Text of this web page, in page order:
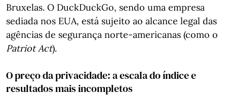
Bruxelas. O DuckDuckGo, sendo uma empresa
sediada nos EUA, está sujeito ao alcance legal das
agências de segurança norte-americanas (como o
Patriot Act).
O preço da privacidade: a escala do índice e
resultados mais incompletos